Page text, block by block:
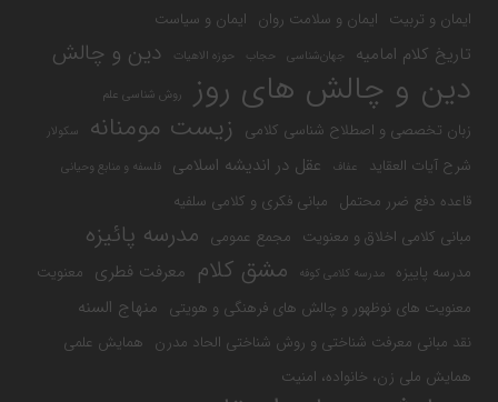
ایمان و تربیت ایمان و سلامت روان ایمان و سیاست
تاریخ کلام امامیه جهان‌شناسی حجاب حوزه الاهیات دین و چالش
دین و چالش های روز روش شناسی علم
زبان تخصصی و اصطلاح شناسی کلامی زیست مومنانه سکولار
شرح آیات العقاید عفاف عقل در اندیشه اسلامی فلسفه و منابع وحیانی
قاعده دفع ضرر محتمل مبانی فکری و کلامی سلفیه
مبانی کلامی اخلاق و معنویت مجمع عمومی مدرسه پائیزه
مدرسه پاییزه مدرسه کلامی کوفه مشق کلام معرفت فطری معنویت
معنویت های نوظهور و چالش های فرهنگی و هویتی منهاج السنه
نقد مبانی معرفت شناختی و روش شناختی الحاد مدرن همایش علمی
همایش ملی زن، خانواده، امنیت